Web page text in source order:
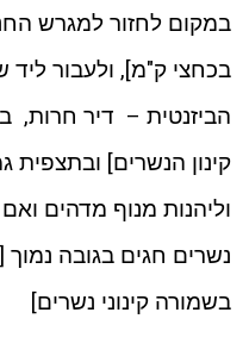
במקום לחזור למגרש
בכחצי ק"מ], ולעבור
הביזנטית – דיר חרות,
קינון הנשרים] ובתצפית
וליהנות מנוף מדהים
בשמורה קינוני נשרים]